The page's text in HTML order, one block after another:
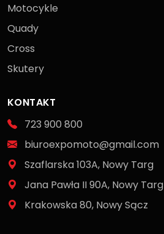
Motocykle
Quady
Cross
Skutery
KONTAKT
723 900 800
biuroexpomoto@gmail.com
Szaflarska 103A, Nowy Targ
Jana Pawła II 90A, Nowy Targ
Krakowska 80, Nowy Sącz